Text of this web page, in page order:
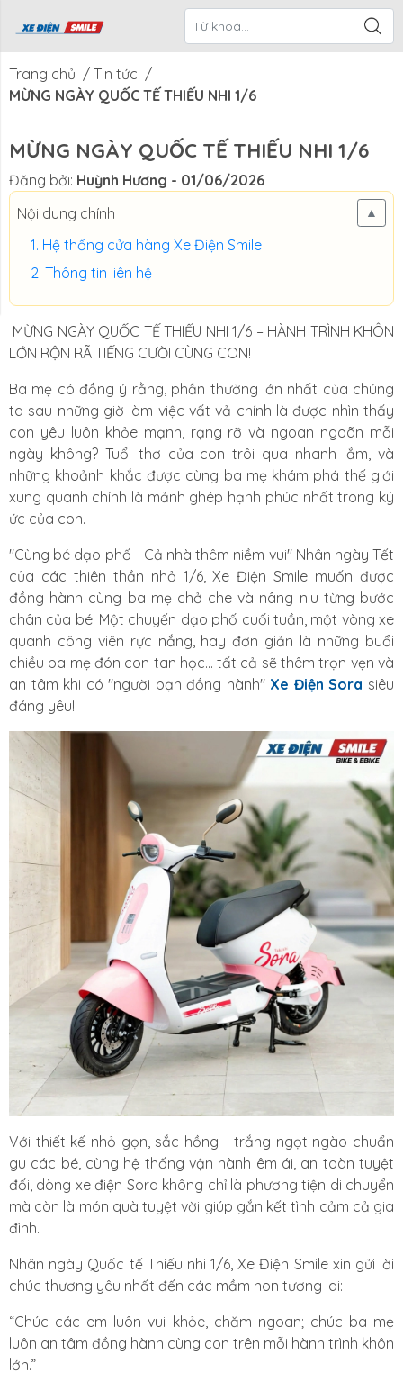
Xe Điện
Smile
CTKM Tháng Blog
Trang chủ / Tin tức /
MỪNG NGÀY QUỐC TẾ THIẾU NHI 1/6
MỪNG NGÀY QUỐC TẾ THIẾU NHI 1/6
Đăng bởi: Huỳnh Hương - 01/06/2026
Nội dung chính
▲
Hệ thống cửa hàng Xe Điện Smile
Thông tin liên hệ
MỪNG NGÀY QUỐC TẾ THIẾU NHI 1/6 – HÀNH TRÌNH KHÔN
LỚN RỘN RÃ TIẾNG CƯỜI CÙNG CON!
Ba mẹ có đồng ý rằng, phần thưởng lớn nhất của chúng
ta sau những giờ làm việc vất vả chính là được nhìn thấy
con yêu luôn khỏe mạnh, rạng rỡ và ngoan ngoãn mỗi
ngày không? Tuổi thơ của con trôi qua nhanh lắm, và
những khoảnh khắc được cùng ba mẹ khám phá thế giới
xung quanh chính là mảnh ghép hạnh phúc nhất trong ký
ức của con.
"Cùng bé dạo phố - Cả nhà thêm niềm vui" Nhân ngày Tết
của các thiên thần nhỏ 1/6, Xe Điện Smile muốn được
đồng hành cùng ba mẹ chở che và nâng niu từng bước
chân của bé. Một chuyến dạo phố cuối tuần, một vòng xe
quanh công viên rực nắng, hay đơn giản là những buổi
chiều ba mẹ đón con tan học... tất cả sẽ thêm trọn vẹn và
an tâm khi có "người bạn đồng hành" Xe Điện Sora siêu
đáng yêu!
Với thiết kế nhỏ gọn, sắc hồng - trắng ngọt ngào chuẩn
gu các bé, cùng hệ thống vận hành êm ái, an toàn tuyệt
đối, dòng xe điện Sora không chỉ là phương tiện di chuyển
mà còn là món quà tuyệt vời giúp gắn kết tình cảm cả gia
đình.
Nhân ngày Quốc tế Thiếu nhi 1/6, Xe Điện Smile xin gửi lời
chúc thương yêu nhất đến các mầm non tương lai:
“Chúc các em luôn vui khỏe, chăm ngoan; chúc ba mẹ
luôn an tâm đồng hành cùng con trên mỗi hành trình khôn
lớn.”